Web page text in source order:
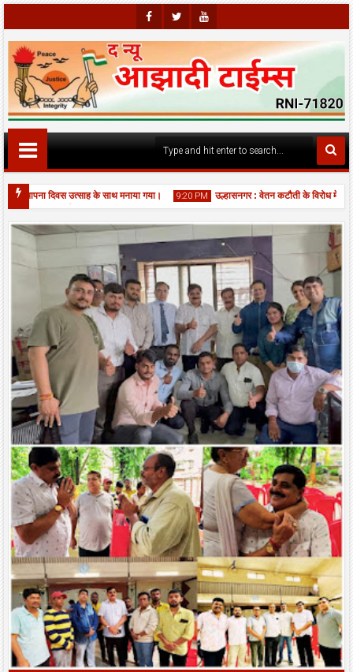
Faceb
Ook
Twitte
R
Youtu
Be
दिवस उत्साह के साथ मनाया गया। 9:20 PM
06 Aug
2026
उल्हासनगर : वेतन कटौती के विरोध में सफाई
पर बिर्ला मंदिर में भव्य महाआरती, श्रद्धालुओं की उमड़ी भीड़।